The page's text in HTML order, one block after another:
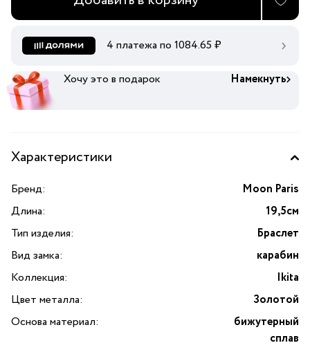
4 платежа по 1084.65 ₽
Хочу это в подарок Намекнуть
Характеристики
Бренд:
Moon Paris
Длина:
19,5см
Тип изделия:
Браслет
Вид замка:
карабин
Коллекция:
Ikita
Цвет металла:
Золотой
Основа материал:
бижутерный
сплав